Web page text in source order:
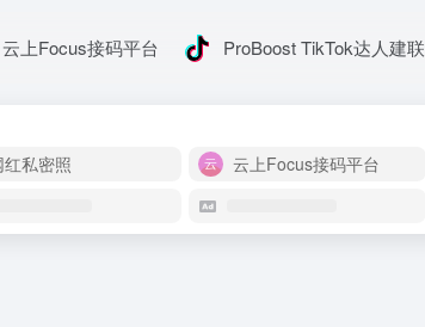
云上Focus接码平台 ProBoost TikTok达人建联
红私密照 云上Focus接码平台